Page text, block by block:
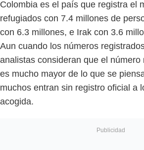
Colombia es el país que registra el
refugiados con 7.4 millones de
con 6.3 millones, e Irak con 3.6
Aun cuando los números
analistas consideran que el número
es mucho mayor de lo que se
muchos entran sin registro oficial a
acogida.